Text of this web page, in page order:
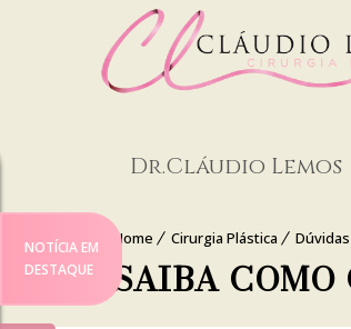
Dr.Cláudio Lemos
Home Cirurgia Plástica
SAIBA COMO
NOTÍCIA EM
DESTAQUE